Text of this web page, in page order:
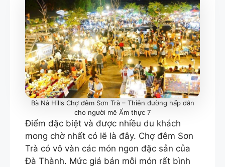
Bà Nà Hills Chợ đêm Sơn Trà – Thiên đường hấp dẫn
cho người mê Ẩm thực 7
Điểm đặc biệt và được nhiều du khách
mong chờ nhất có lẽ là đây. Chợ đêm Sơn
Trà có vô vàn các món ngon đặc sản của
Đà Thành. Mức giá bán mỗi món rất bình